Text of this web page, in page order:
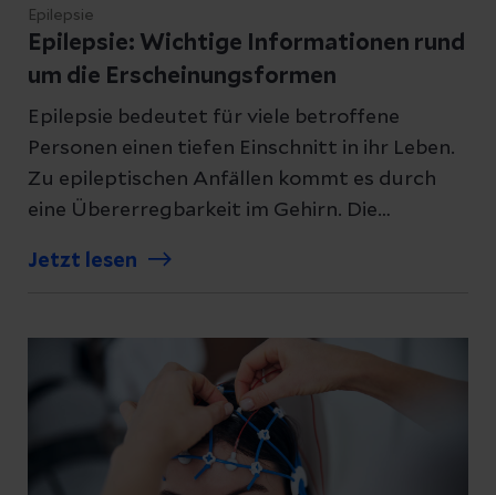
Epilepsie
Epilepsie: Wichtige Informationen rund
um die Erscheinungsformen
Epilepsie bedeutet für viele betroffene
Personen einen tiefen Einschnitt in ihr Leben.
Zu epileptischen Anfällen kommt es durch
eine Übererregbarkeit im Gehirn. Die
können sehr vielfältig sein.
Jetzt lesen